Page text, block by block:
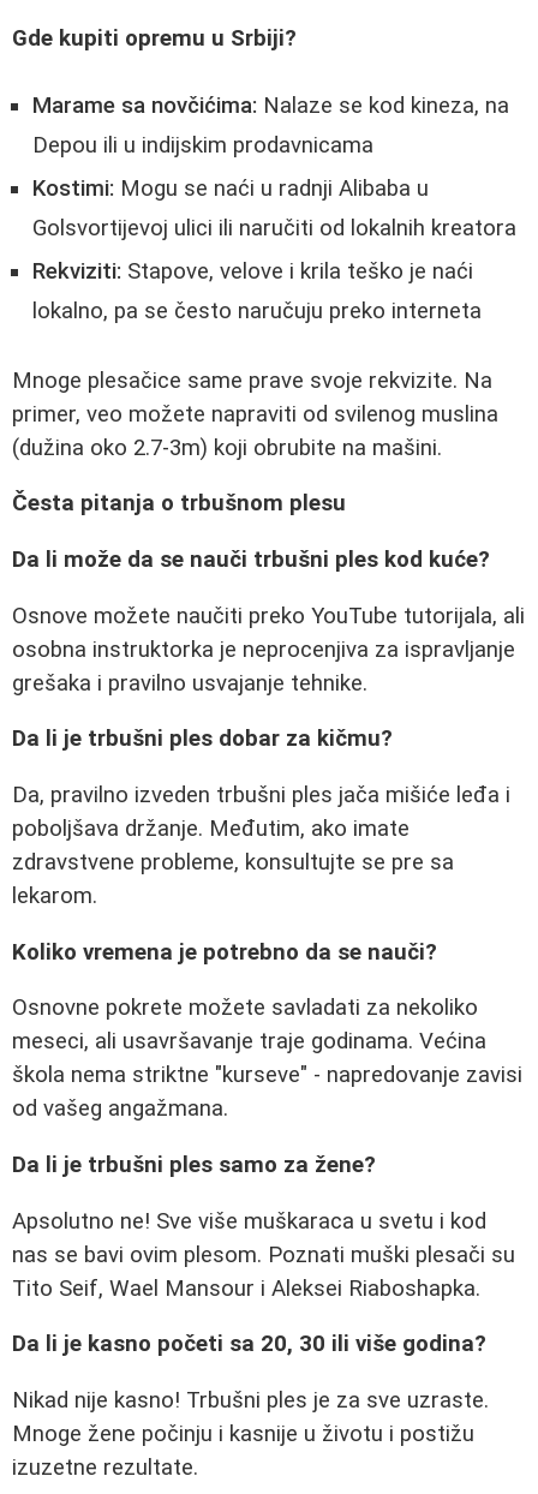
Gde kupiti opremu u Srbiji?
Marame sa novčićima: Nalaze se kod kineza, na
Depou ili u indijskim prodavnicama
Kostimi: Mogu se naći u radnji Alibaba u
Golsvortijevoj ulici ili naručiti od lokalnih kreatora
Rekviziti: Stapove, velove i krila teško je naći
lokalno, pa se često naručuju preko interneta
Mnoge plesačice same prave svoje rekvizite. Na
primer, veo možete napraviti od svilenog muslina
(dužina oko 2.7-3m) koji obrubite na mašini.
Česta pitanja o trbušnom plesu
Da li može da se nauči trbušni ples kod kuće?
Osnove možete naučiti preko YouTube tutorijala, ali
osobna instruktorka je neprocenjiva za ispravljanje
grešaka i pravilno usvajanje tehnike.
Da li je trbušni ples dobar za kičmu?
Da, pravilno izveden trbušni ples jača mišiće leđa i
poboljšava držanje. Međutim, ako imate
zdravstvene probleme, konsultujte se pre sa
lekarom.
Koliko vremena je potrebno da se nauči?
Osnovne pokrete možete savladati za nekoliko
meseci, ali usavršavanje traje godinama. Većina
škola nema striktne "kurseve" - napredovanje zavisi
od vašeg angažmana.
Da li je trbušni ples samo za žene?
Apsolutno ne! Sve više muškaraca u svetu i kod
nas se bavi ovim plesom. Poznati muški plesači su
Tito Seif, Wael Mansour i Aleksei Riaboshapka.
Da li je kasno početi sa 20, 30 ili više godina?
Nikad nije kasno! Trbušni ples je za sve uzraste.
Mnoge žene počinju i kasnije u životu i postižu
izuzetne rezultate.